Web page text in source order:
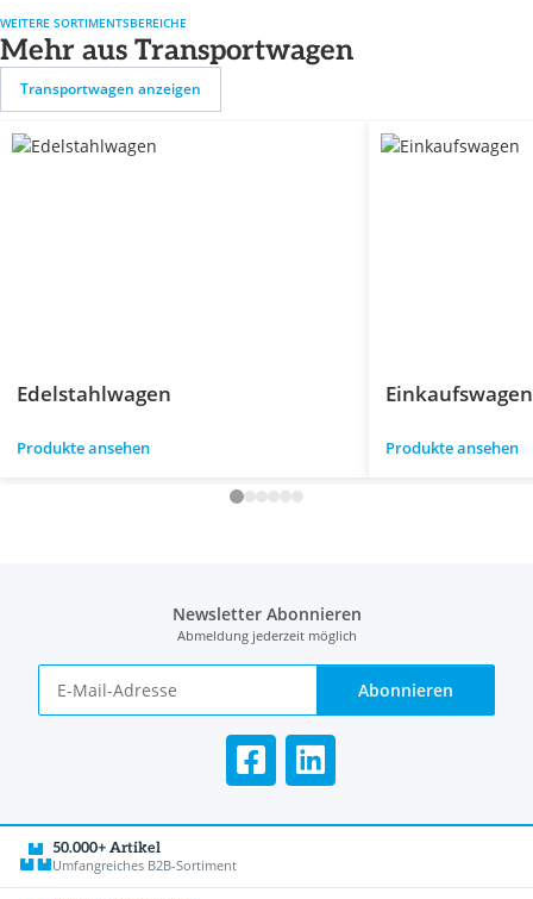
WEITERE SORTIMENTSBEREICHE
Mehr aus Transportwagen
Transportwagen anzeigen
Edelstahlwagen
Produkte ansehen
Einkaufswagen
Produkte ansehen
Newsletter Abonnieren
Abmeldung jederzeit möglich
Abonnieren
50.000+ Artikel
Umfangreiches B2B-Sortiment